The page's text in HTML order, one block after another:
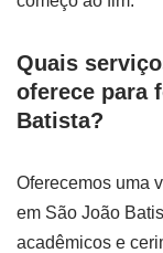
Quais
oferece para
Batista?
Oferecemos uma
em São João
acadêmicos e